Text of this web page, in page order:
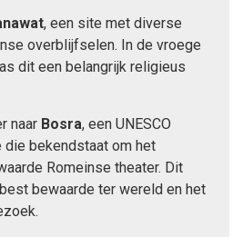
, een site met diverse
overblijfselen. In de vroege
dit een belangrijk religieus
naar Bosra, een UNESCO
bekendstaat om het
Romeinse theater. Dit
bewaarde ter wereld en het